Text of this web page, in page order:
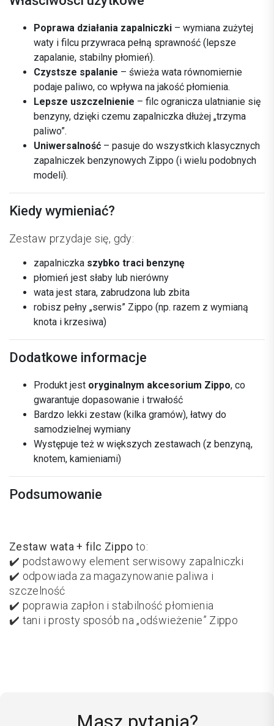
Poprawa działania zapalniczki – wymiana zużytej
waty i filcu przywraca pełną sprawność (lepsze
zapalanie, stabilny płomień).
Czystsze spalanie – świeża wata równomiernie
podaje paliwo, co wpływa na jakość płomienia.
Lepsze uszczelnienie – filc ogranicza ulatnianie się
benzyny, dzięki czemu zapalniczka dłużej „trzyma
paliwo”.
Uniwersalność – pasuje do wszystkich klasycznych
zapalniczek benzynowych Zippo (i wielu podobnych
modeli).
Kiedy wymieniać?
Zestaw przydaje się, gdy:
zapalniczka szybko traci benzynę
płomień jest słaby lub nierówny
wata jest stara, zabrudzona lub zbita
robisz pełny „serwis” Zippo (np. razem z wymianą
knota i krzesiwa)
Dodatkowe informacje
Produkt jest oryginalnym akcesorium Zippo, co
gwarantuje dopasowanie i trwałość
Bardzo lekki zestaw (kilka gramów), łatwy do
samodzielnej wymiany
Występuje też w większych zestawach (z benzyną,
knotem, kamieniami)
Podsumowanie
Zestaw wata + filc Zippo to:
✔️ podstawowy element serwisowy zapalniczki
✔️ odpowiada za magazynowanie paliwa i
szczelność
✔️ poprawia zapłon i stabilność płomienia
✔️ tani i prosty sposób na „odświeżenie” Zippo